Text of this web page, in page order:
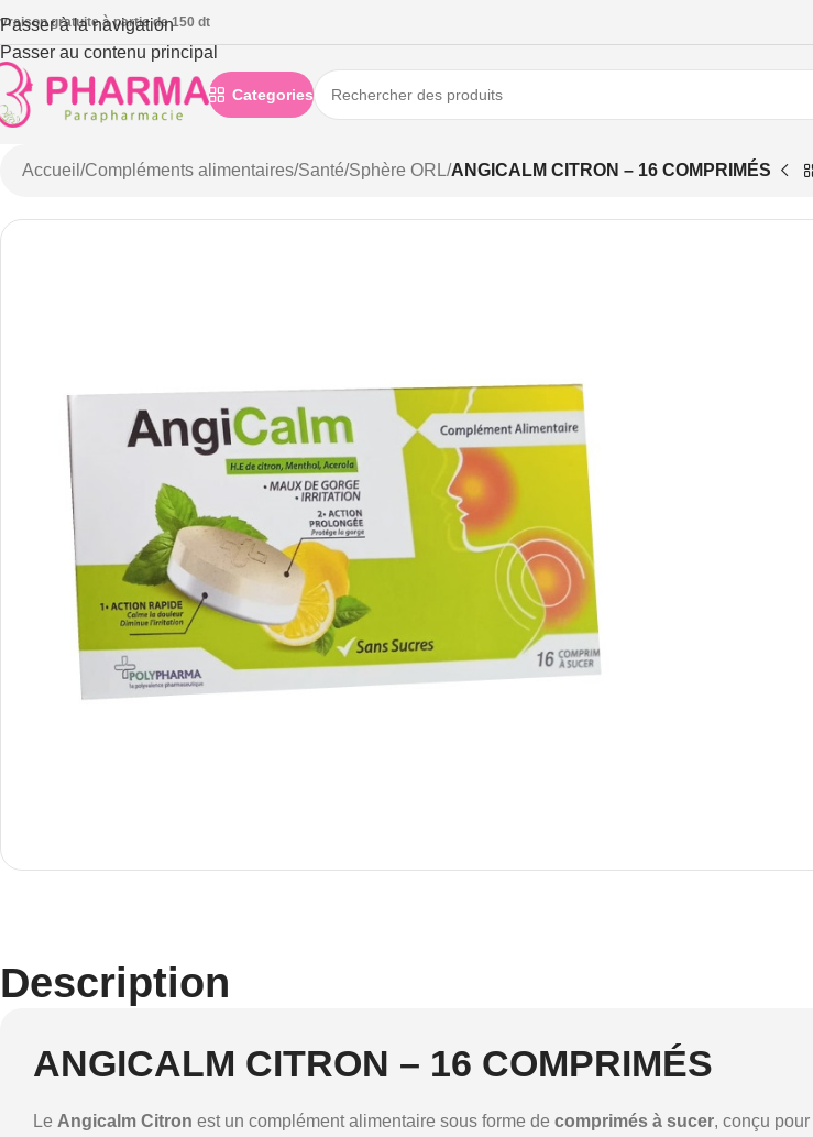
Passer à la navigation
Passer au contenu principal
gratuite à partie de 150 dt
Categories
Accueil /Compléments alimentaires/Santé/Sphère ORL/ANGICALM CITRON – 16 COMPRIMÉS
Description
ANGICALM CITRON – 16 COMPRIMÉS
Le Angicalm Citron est un complément alimentaire sous forme de comprimés à sucer, conçu pour